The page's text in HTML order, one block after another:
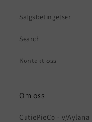
Salgsbetingelser
Search
Kontakt oss
Om oss
CutiePieCo - v/